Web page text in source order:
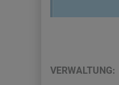
VERWALTUNG: